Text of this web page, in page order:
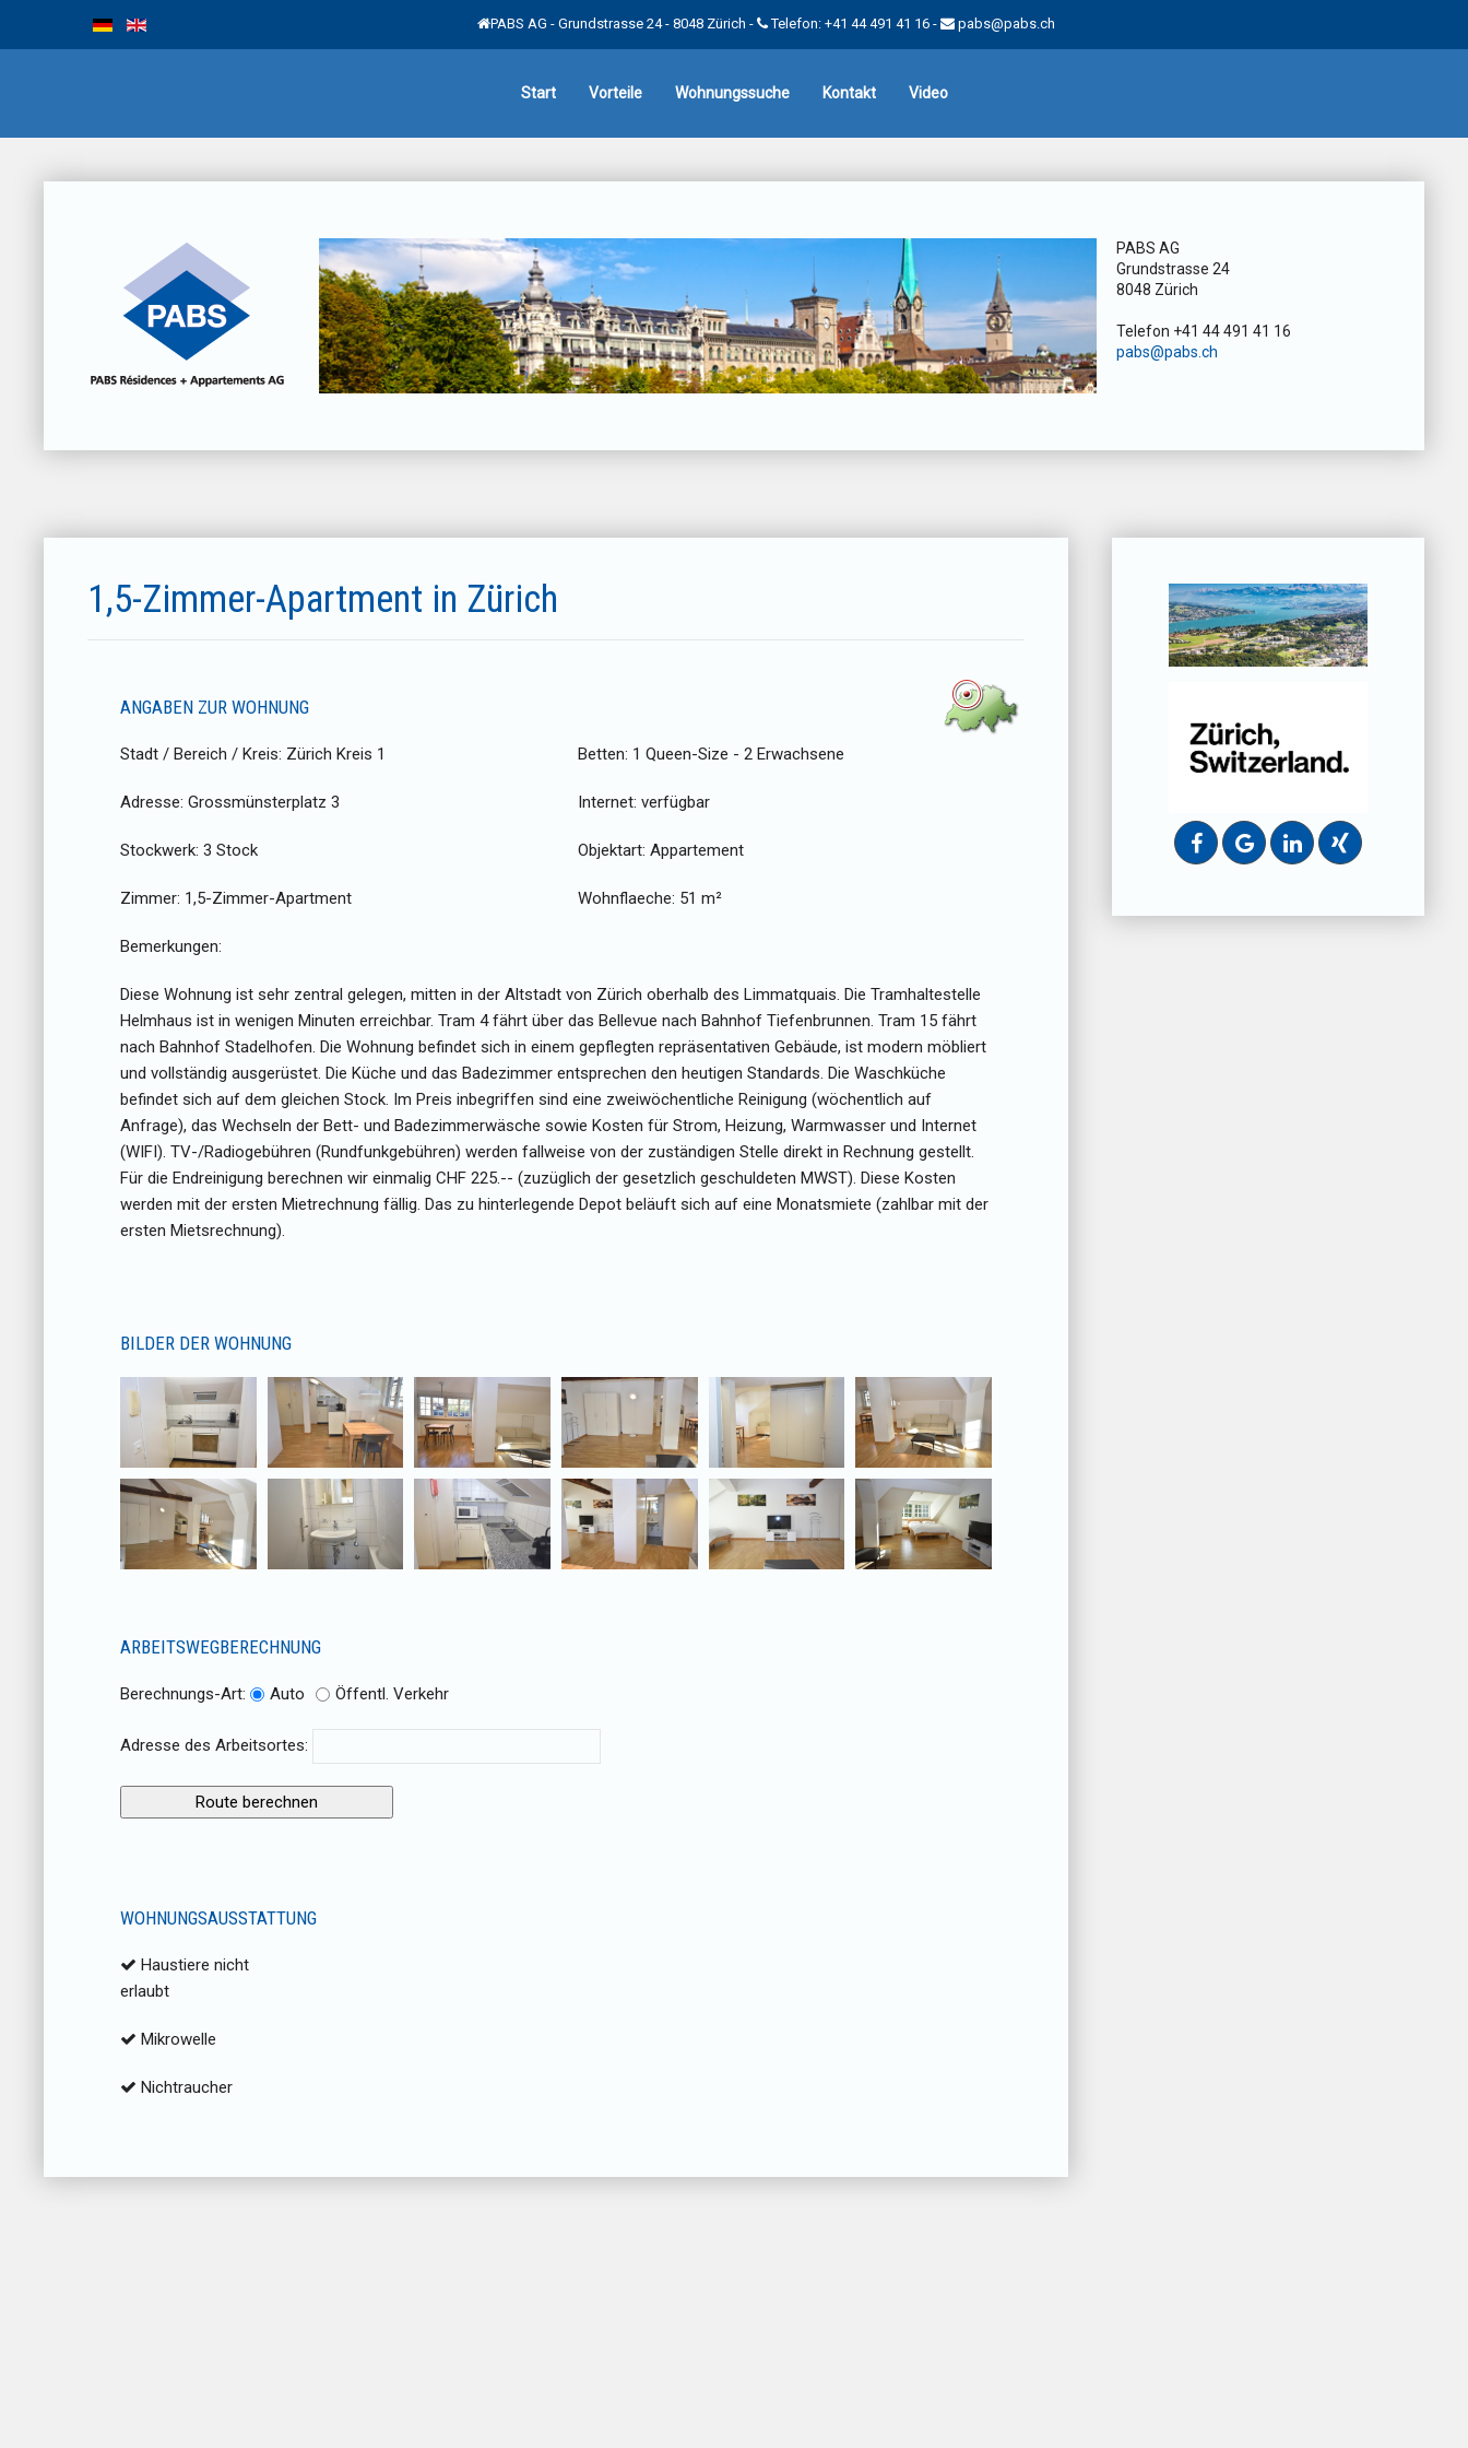
PABS AG - Grundstrasse 24 - 8048 Zürich - Telefon: +41 44 491 41 16 - pabs@pabs.ch
Start Vorteile Wohnungssuche Kontakt Video
PABS AG
Grundstrasse 24
8048 Zürich
Telefon +41 44 491 41 16
pabs@pabs.ch
1,5-Zimmer-Apartment in Zürich
ANGABEN ZUR WOHNUNG
Stadt / Bereich / Kreis: Zürich Kreis 1
Adresse: Grossmünsterplatz 3
Stockwerk: 3 Stock
Zimmer: 1,5-Zimmer-Apartment
Bemerkungen:
Betten: 1 Queen-Size - 2 Erwachsene
Internet: verfügbar
Objektart: Appartement
Wohnflaeche: 51 m²
Diese Wohnung ist sehr zentral gelegen, mitten in der Altstadt von Zürich oberhalb des Limmatquais. Die Tramhaltestelle
Helmhaus ist in wenigen Minuten erreichbar. Tram 4 fährt über das Bellevue nach Bahnhof Tiefenbrunnen. Tram 15 fährt
nach Bahnhof Stadelhofen. Die Wohnung befindet sich in einem gepflegten repräsentativen Gebäude, ist modern möbliert
und vollständig ausgerüstet. Die Küche und das Badezimmer entsprechen den heutigen Standards. Die Waschküche
befindet sich auf dem gleichen Stock. Im Preis inbegriffen sind eine zweiwöchentliche Reinigung (wöchentlich auf
Anfrage), das Wechseln der Bett- und Badezimmerwäsche sowie Kosten für Strom, Heizung, Warmwasser und Internet
(WIFI). TV-/Radiogebühren (Rundfunkgebühren) werden fallweise von der zuständigen Stelle direkt in Rechnung gestellt.
Für die Endreinigung berechnen wir einmalig CHF 225.-- (zuzüglich der gesetzlich geschuldeten MWST). Diese Kosten
werden mit der ersten Mietrechnung fällig. Das zu hinterlegende Depot beläuft sich auf eine Monatsmiete (zahlbar mit der
ersten Mietsrechnung).
BILDER DER WOHNUNG
ARBEITSWEGBERECHNUNG
Berechnungs-Art: Auto Öffentl. Verkehr
Adresse des Arbeitsortes:
WOHNUNGSAUSSTATTUNG
Haustiere nicht
erlaubt
Mikrowelle
Nichtraucher